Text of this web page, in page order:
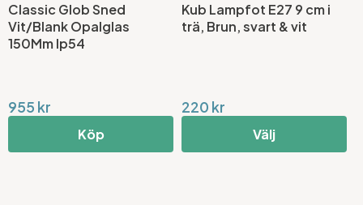
Classic Glob Sned
Vit/Blank Opalglas
150Mm Ip54
955 kr
Köp
Kub Lampfot E27 9 cm i
trä, Brun, svart & vit
220 kr
Välj